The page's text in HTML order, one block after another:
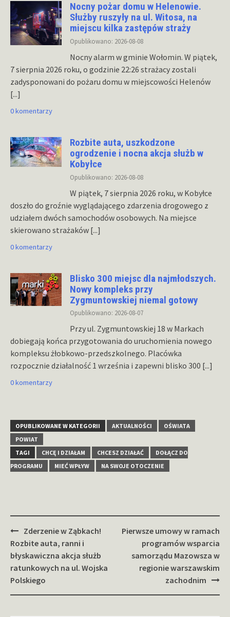
Nocny pożar domu w Helenowie.
Służby ruszyły na ul. Witosa, na
miejscu kilka zastępów straży
Opublikowano: 2026-08-08
Nocny alarm w gminie Wołomin. W piątek,
7 sierpnia 2026 roku, o godzinie 22:26 strażacy zostali
zadysponowani do pożaru domu w miejscowości Helenów
[...]
0 komentarzy
Rozbite auta, uszkodzone
ogrodzenie i nocna akcja służb w
Kobyłce
Opublikowano: 2026-08-08
W piątek, 7 sierpnia 2026 roku, w Kobyłce
doszło do groźnie wyglądającego zdarzenia drogowego z
udziałem dwóch samochodów osobowych. Na miejsce
skierowano strażaków [...]
0 komentarzy
Blisko 300 miejsc dla najmłodszych.
Nowy kompleks przy
Zygmuntowskiej niemal gotowy
Opublikowano: 2026-08-07
Przy ul. Zygmuntowskiej 18 w Markach
dobiegają końca przygotowania do uruchomienia nowego
kompleksu żłobkowo-przedszkolnego. Placówka
rozpocznie działalność 1 września i zapewni blisko 300 [...]
0 komentarzy
OPUBLIKOWANE W KATEGORII AKTUALNOŚCI
OŚWIATA
POWIAT
TAGI
CHCĘ I DZIAŁAM CHCESZ DZIAŁAĆ
DOŁĄCZ DO
PROGRAMU
MIEĆ WPŁYW NA SWOJE OTOCZENIE
Zobacz
wpisy
Zderzenie w Ząbkach!
Rozbite auta, ranni i
błyskawiczna akcja służb
ratunkowych na ul. Wojska
Polskiego
Pierwsze umowy w ramach
programów wsparcia
samorządu Mazowsza w
regionie warszawskim
zachodnim